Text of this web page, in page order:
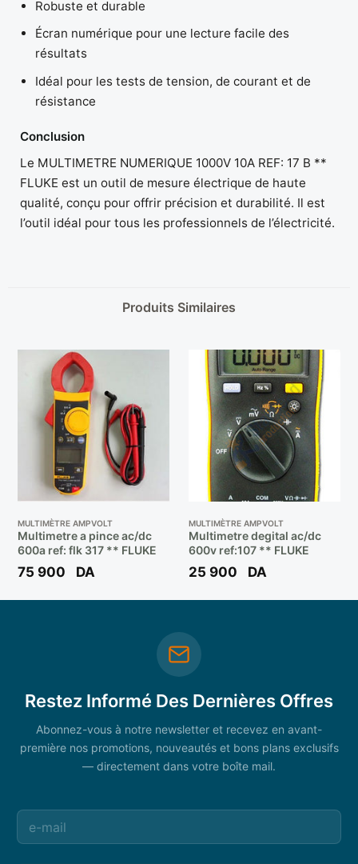
Robuste et durable
Écran numérique pour une lecture facile des
résultats
Idéal pour les tests de tension, de courant et de
résistance
Conclusion
Le MULTIMETRE NUMERIQUE 1000V 10A REF: 17 B **
FLUKE est un outil de mesure électrique de haute
qualité, conçu pour offrir précision et durabilité. Il est
l’outil idéal pour tous les professionnels de l’électricité.
Produits Similaires
MULTIMÈTRE AMPVOLT
Multimetre a pince ac/dc
600a ref: flk 317 ** FLUKE
75 900 DA
MULTIMÈTRE AMPVOLT
Multimetre degital ac/dc
600v ref:107 ** FLUKE
25 900 DA
Restez Informé Des Dernières Offres
Abonnez-vous à notre newsletter et recevez en avant-
première nos promotions, nouveautés et bons plans exclusifs
— directement dans votre boîte mail.